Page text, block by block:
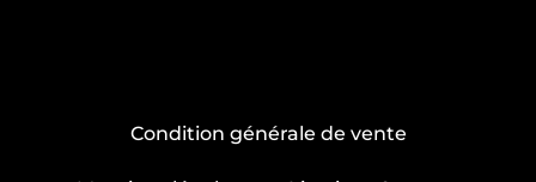
Condition générale de vente